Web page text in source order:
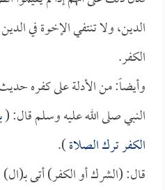
الدين، ولا تنتفي الإخوة في
الكفر.
وأيضاً: من الأدلة على كفره
النبي صلى الله عليه وسلم قال: (
الكفر ترك الصلاة).
قال: (الشرك أو الكفر) أتى